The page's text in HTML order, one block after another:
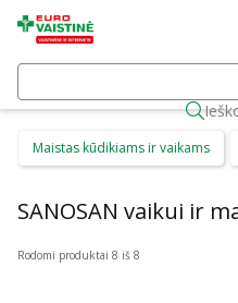
Maistas kūdikiams ir vaikams
SANOSAN vaikui ir
Rodomi produktai 8 iš 8